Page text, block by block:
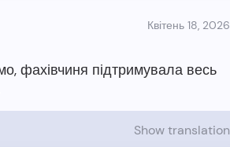
Квітень 18, 2026
фахівчиня підтримувала весь
Show translation